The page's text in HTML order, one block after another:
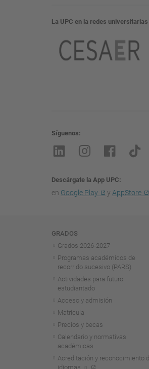
La UPC en la redes
Síguenos
Descárgate la App UPC
en Google Play y AppStore
Navegación
GRADOS
Grados 2026-2027
Programas académicos de
recorrido sucesivo (PARS)
Actividades para futuro
estudiantado
Acceso y admisión
Matrícula
Precios y becas
Calendario y normativas
académicas
Acreditación y reconocimiento
idiomas